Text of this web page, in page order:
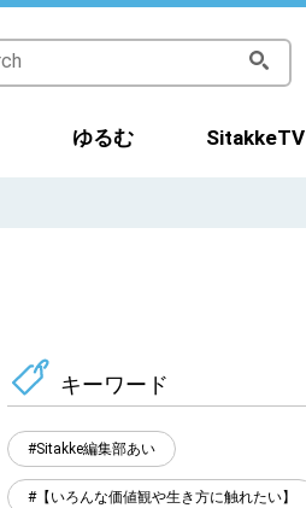
ゆるむ SitakkeTV
キーワード
Sitakke編集部あい
【いろんな価値観や生き方に触れたい】